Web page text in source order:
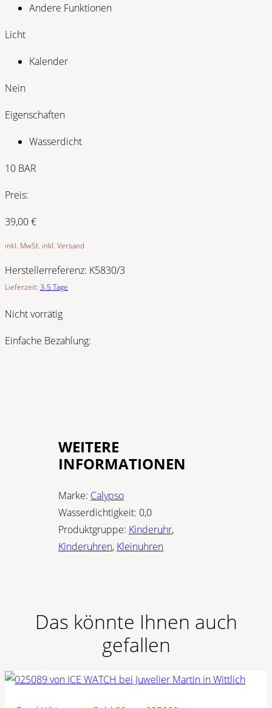
Andere Funktionen
Licht
Kalender
Nein
Eigenschaften
Wasserdicht
10 BAR
Preis:
39,00€
inkl. MwSt. inkl. Versand
Herstellerreferenz: K5830/3
Lieferzeit: 3-5 Tage
Nicht vorrätig
Einfache Bezahlung:
WEITERE
INFORMATIONEN
Marke: Calypso
Wasserdichtigkeit: 0,0
Produktgruppe: Kinderuhr,
Kinderuhren, Kleinuhren
Das könnte Ihnen auch
gefallen